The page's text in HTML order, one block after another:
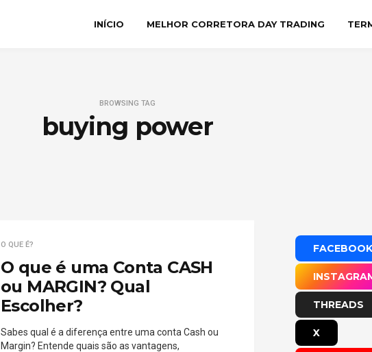
INÍCIO MELHOR CORRETORA DAY TRADING
BROWSING TAG
buying power
O QUE É?
O que é uma Conta CASH
ou MARGIN? Qual
Escolher?
Sabes qual é a diferença entre uma conta Cash ou
Margin? Entende quais são as vantagens,
FACEBOOK
THREADS
X